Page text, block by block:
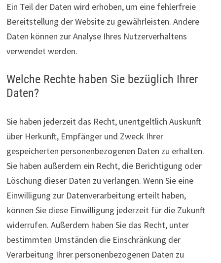
Ein Teil der Daten wird erhoben, um eine fehlerfreie
Bereitstellung der Website zu gewährleisten. Andere
Daten können zur Analyse Ihres Nutzerverhaltens
verwendet werden.
Welche Rechte haben Sie bezüglich Ihrer
Daten?
Sie haben jederzeit das Recht, unentgeltlich Auskunft
über Herkunft, Empfänger und Zweck Ihrer
gespeicherten personenbezogenen Daten zu erhalten.
Sie haben außerdem ein Recht, die Berichtigung oder
Löschung dieser Daten zu verlangen. Wenn Sie eine
Einwilligung zur Datenverarbeitung erteilt haben,
können Sie diese Einwilligung jederzeit für die Zukunft
widerrufen. Außerdem haben Sie das Recht, unter
bestimmten Umständen die Einschränkung der
Verarbeitung Ihrer personenbezogenen Daten zu